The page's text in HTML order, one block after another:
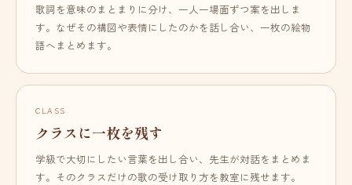
歌詞を意味のまとまりに分け、一人一場面ずつ案を出しま
す。なぜその構図や表情にしたのかを話し合い、一枚の絵物
語へまとめます。
CLASS
クラスに一枚を残す
学級で大切にしたい言葉を出し合い、先生が対話をまとめま
す。そのクラスだけの歌の受け取り方を教室に残せます。